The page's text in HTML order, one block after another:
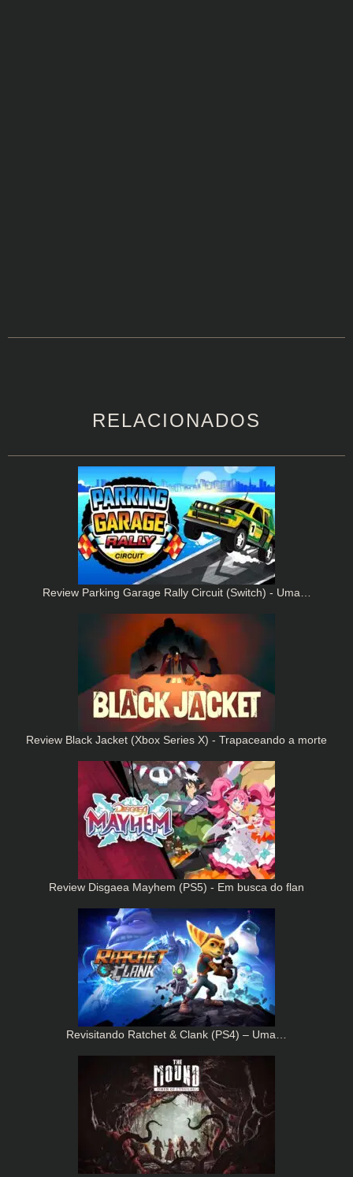
RELACIONADOS
Review Parking Garage Rally Circuit (Switch) - Uma…
Review Black Jacket (Xbox Series X) - Trapaceando a morte
Review Disgaea Mayhem (PS5) - Em busca do flan
Revisitando Ratchet & Clank (PS4) – Uma…